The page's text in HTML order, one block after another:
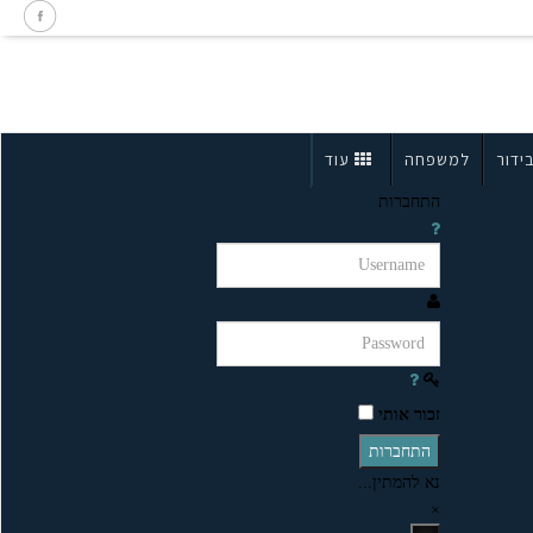
בידור למשפחה עוד
התחברות
זכור אותי
התחברות
נא להמתין...
×